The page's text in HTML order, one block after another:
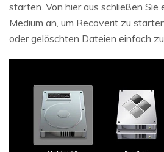
starten. Von hier aus schließen
Medium an, um Recoverit zu
oder gelöschten Dateien einfach